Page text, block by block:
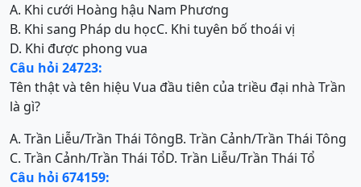
A. Khi cưới Hoàng hậu Nam Phương
B. Khi sang Pháp du họcC. Khi tuyên bố thoái vị
D. Khi được phong vua
Câu hỏi 24723:
Tên thật và tên hiệu Vua đầu tiên của triều đại nhà Trần
là gì?
A. Trần Liễu/Trần Thái TôngB. Trần Cảnh/Trần Thái Tông
C. Trần Cảnh/Trần Thái TổD. Trần Liễu/Trần Thái Tổ
Câu hỏi 674159: